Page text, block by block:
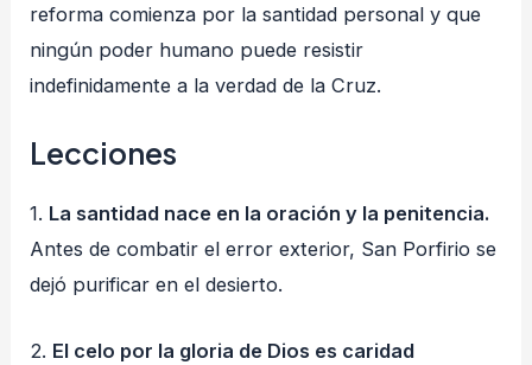
reforma comienza por la santidad personal y que
ningún poder humano puede resistir
indefinidamente a la verdad de la Cruz.
Lecciones
1. La santidad nace en la oración y la penitencia.
Antes de combatir el error exterior, San Porfirio se
dejó purificar en el desierto.
2. El celo por la gloria de Dios es caridad